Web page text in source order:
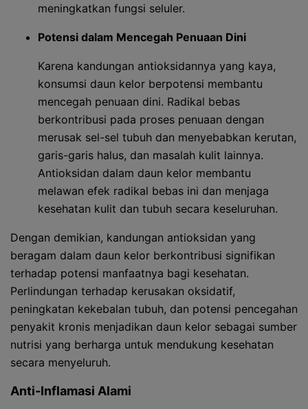
meningkatkan fungsi seluler.
Potensi dalam Mencegah Penuaan Dini
Karena kandungan antioksidannya yang kaya,
konsumsi daun kelor berpotensi membantu
mencegah penuaan dini. Radikal bebas
berkontribusi pada proses penuaan dengan
merusak sel-sel tubuh dan menyebabkan kerutan,
garis-garis halus, dan masalah kulit lainnya.
Antioksidan dalam daun kelor membantu
melawan efek radikal bebas ini dan menjaga
kesehatan kulit dan tubuh secara keseluruhan.
Dengan demikian, kandungan antioksidan yang
beragam dalam daun kelor berkontribusi signifikan
terhadap potensi manfaatnya bagi kesehatan.
Perlindungan terhadap kerusakan oksidatif,
peningkatan kekebalan tubuh, dan potensi pencegahan
penyakit kronis menjadikan daun kelor sebagai sumber
nutrisi yang berharga untuk mendukung kesehatan
secara menyeluruh.
Anti-Inflamasi Alami